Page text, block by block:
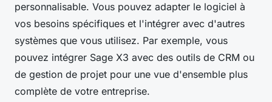
personnalisable. Vous pouvez adapter le logiciel à
vos besoins spécifiques et l'intégrer avec d'autres
systèmes que vous utilisez. Par exemple, vous
pouvez intégrer Sage X3 avec des outils de CRM ou
de gestion de projet pour une vue d'ensemble plus
complète de votre entreprise.